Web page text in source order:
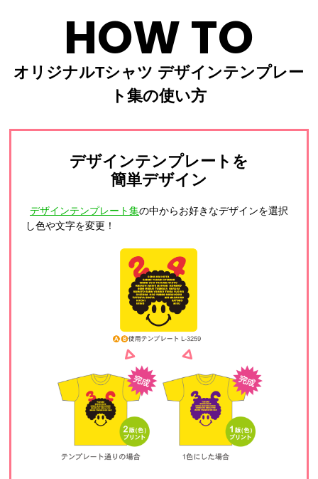
HOW TO
オリジナルTシャツ デザインテンプレー
ト集の使い方
デザインテンプレートを
簡単デザイン
デザインテンプレート集の中からお好きなデザインを選択
し色や文字を変更！